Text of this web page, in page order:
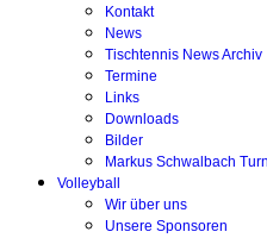
Kontakt
News
Tischtennis News Archiv
Termine
Links
Downloads
Bilder
Markus Schwalbach
Volleyball
Wir über uns
Unsere Sponsoren